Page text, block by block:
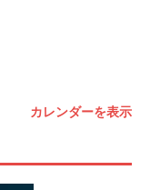
カレンダーを表示